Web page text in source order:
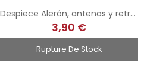
Despiece Alerón, antenas y retrovisores - Sauber C9
3,90 €
Rupture De Stock